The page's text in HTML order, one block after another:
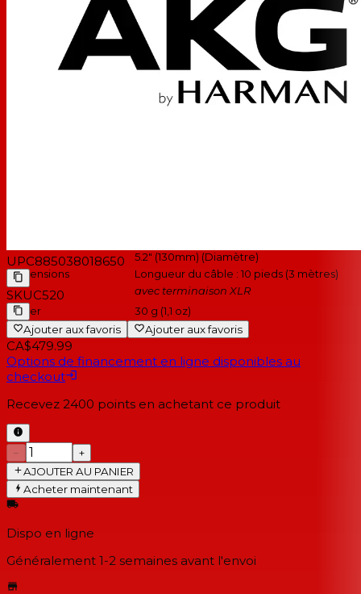
Fréquence de réponse
20Hz à 20kHz
Plage dynamique
Non spécifié par le fabricant
Rapport signal sur bruit
33dB
126dB / 130dB
Dimensions
5.2" (130mm) (Diamètre)
Longueur du câble : 10 pieds (3 mètres)
avec terminaison XLR
Lester
30 g (1,1 oz)
UPC885038018650
SKUC520
Ajouter aux favoris Ajouter aux favoris
CA$479.99
Options de financement en ligne disponibles au
checkout
Recevez 2400 points en achetant ce produit
−
+
AJOUTER AU PANIER
Acheter maintenant
Dispo en ligne
Généralement 1-2 semaines avant l'envoi